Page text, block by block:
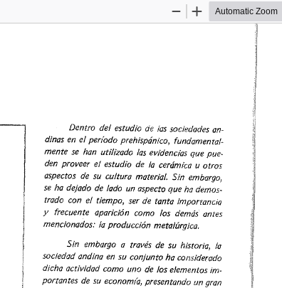
Zoom
Zoom
f
Dentro del estudio de fas sociedades an-
dinas en el período prehispánico, fundamental-
mente se han utilizado las evidencias que pue-
den proveer el estudio de la cerámica u otros
aspectos de su cultura material. Sin embargo,
se ha dejado de lado un aspecto que ha demos-
trado con el tiempo, ser de tanta importancia
y frecuente aparición como los demás antes
mencionados: la producción metalúrgica.
Sin embargo a través de su historia, la
sociedad andina en su conjunto ha considerado
dicha actividad como uno de los elementos im-
portantes de su econom/a, presentando un gran